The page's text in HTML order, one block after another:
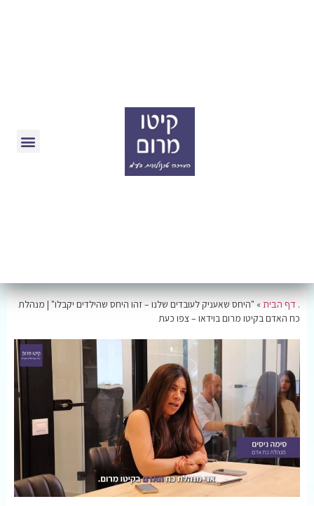
. דף הבית» "היחס שאעניק לעובדים שלנו – זהו היחס שהילדים יקבלו" | מנהלת
כח האדם בקיטו מרום בוידאו – צפו כעת